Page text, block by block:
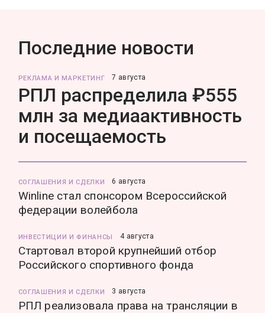
Последние новости
РЕКЛАМА И МАРКЕТИНГ 7 августа
РПЛ распределила ₽555
млн за медиаактивность
и посещаемость
СОГЛАШЕНИЯ И СДЕЛКИ 6 августа
Winline стал спонсором Всероссийской
федерации волейбола
ИНВЕСТИЦИИ И ФИНАНСЫ 4 августа
Стартовал второй крупнейший отбор
Российского спортивного фонда
СОГЛАШЕНИЯ И СДЕЛКИ 3 августа
РПЛ реализовала права на трансляции в